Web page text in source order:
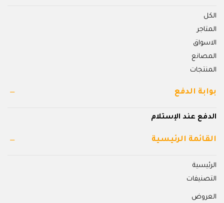
الكل
المتاجر
الاسواق
المصانع
المنتجات
بوابة الدفع
الدفع عند الإستلام
القائمة الرئيسية
الرئيسية
التصنيفات
العروض